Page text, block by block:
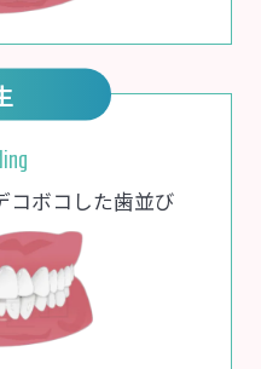
コボコした歯並び